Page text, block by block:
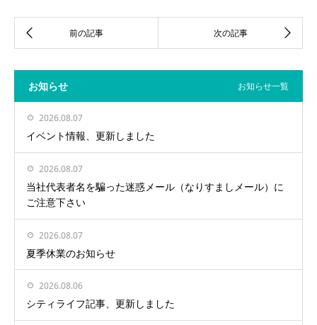
お知らせ お知らせ一覧
2026.08.07
イベント情報、更新しました
2026.08.07
当社代表者名を騙った迷惑メール（なりすましメール）に
ご注意下さい
2026.08.07
夏季休業のお知らせ
2026.08.06
シティライフ記事、更新しました